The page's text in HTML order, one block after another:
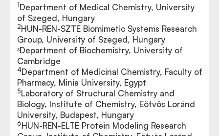
1Department of Medical Chemistry, University
of Szeged, Hungary
2HUN-REN-SZTE Biomimetic Systems Research
Group, University of Szeged, Hungary
3Department of Biochemistry, University of
Cambridge
4Department of Medicinal Chemistry, Faculty of
Pharmacy, Minia University, Egypt
5Laboratory of Structural Chemistry and
Biology, Institute of Chemistry, Eötvös Loránd
University, Budapest, Hungary
6HUN-REN-ELTE Protein Modeling Research